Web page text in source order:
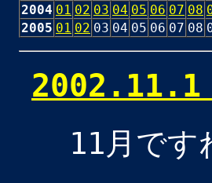
2004 01 02 03 04 05 06 07 08
2005 01 02 03 04 05 06 07 08
11月です